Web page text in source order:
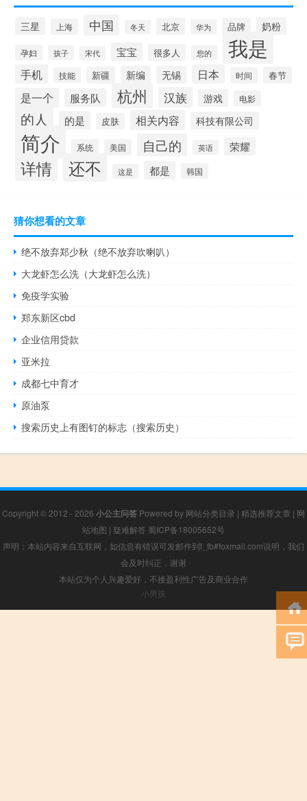
三星 上海 中国 冬天 北京 华为 品牌 奶粉
孕妇 孩子 宋代 宝宝 很多人 您的 我是
手机 技能 新疆 新编 无锡 日本 时间 春节
是一个 服务队 杭州 汉族 游戏 电影
的人 的是 皮肤 相关内容 科技有限公司
简介 系统 美国 自己的 英语 荣耀
详情 还不 这是 都是 韩国
猜你想看的文章
绝不放弃郑少秋（绝不放弃吹喇叭）
大龙虾怎么洗（大龙虾怎么洗）
免疫学实验
郑东新区cbd
企业信用贷款
亚米拉
成都七中育才
原油泵
搜索历史上有图钉的标志（搜索历史）
Copyright © 2012 - 2026 小公主问答 Powered by 网站分类目录 | 精选推荐文章 | 网
站地图 | 疑难解答 蜀ICP备18005652号
声明：本站内容来自互联网，如信息有错误可发邮件到f_fb#foxmail.com说明，我们
会及时纠正，谢谢
本站仅为个人兴趣爱好，不接盈利性广告及商业合作
小男孩